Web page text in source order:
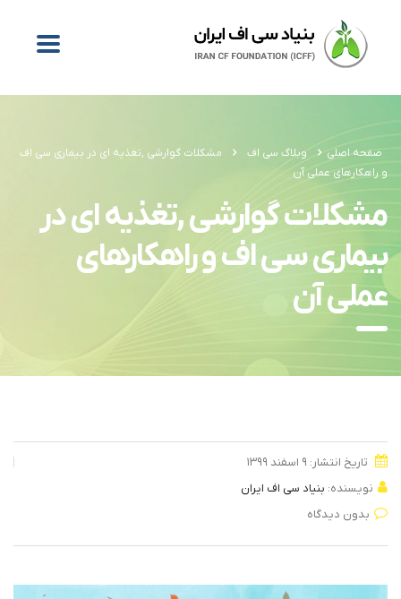
صفحه اصلی وبلاگ سی اف
مشکلات گوارشی ,تغذیه ای در بیماری سی اف
و راهکارهای عملی آن
مشکلات گوارشی ,تغذیه ای در
بیماری سی اف و راهکارهای
عملی آن
تاریخ انتشار: ۹ اسفند ۱۳۹۹
نویسنده: بنیاد سی اف ایران
بدون دیدگاه